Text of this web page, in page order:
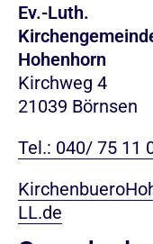
Ev.-Luth.
Hohenhorn
Kirchweg 4
21039 Börnsen
Tel.: 040/ 75 11
LL.de